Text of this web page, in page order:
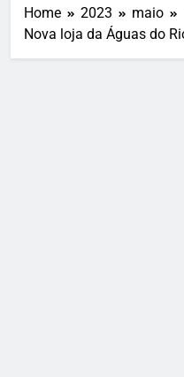
Home 2023 maio
Nova loja da Águas do